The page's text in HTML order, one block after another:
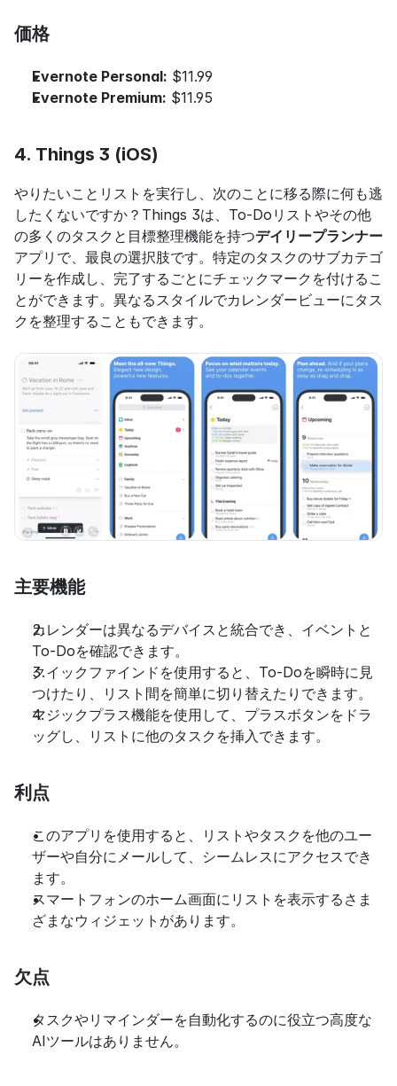
価格
Evernote Personal: $11.99
Evernote Premium: $11.95
4. Things 3 (iOS)
やりたいことリストを実行し、次のことに移る際に何も逃
したくないですか？Things 3は、To-Doリストやその他
の多くのタスクと目標整理機能を持つデイリープランナー
アプリで、最良の選択肢です。特定のタスクのサブカテゴ
リーを作成し、完了するごとにチェックマークを付けるこ
とができます。異なるスタイルでカレンダービューにタス
クを整理することもできます。
主要機能
カレンダーは異なるデバイスと統合でき、イベントと
To-Doを確認できます。
クイックファインドを使用すると、To-Doを瞬時に見
つけたり、リスト間を簡単に切り替えたりできます。
マジックプラス機能を使用して、プラスボタンをドラ
ッグし、リストに他のタスクを挿入できます。
利点
このアプリを使用すると、リストやタスクを他のユー
ザーや自分にメールして、シームレスにアクセスでき
ます。
スマートフォンのホーム画面にリストを表示するさま
ざまなウィジェットがあります。
欠点
タスクやリマインダーを自動化するのに役立つ高度な
AIツールはありません。